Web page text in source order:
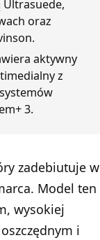
Ultrasuede,
oraz
aktywny
z
3.
zadebiutuje w
Model ten
wysokiej
i